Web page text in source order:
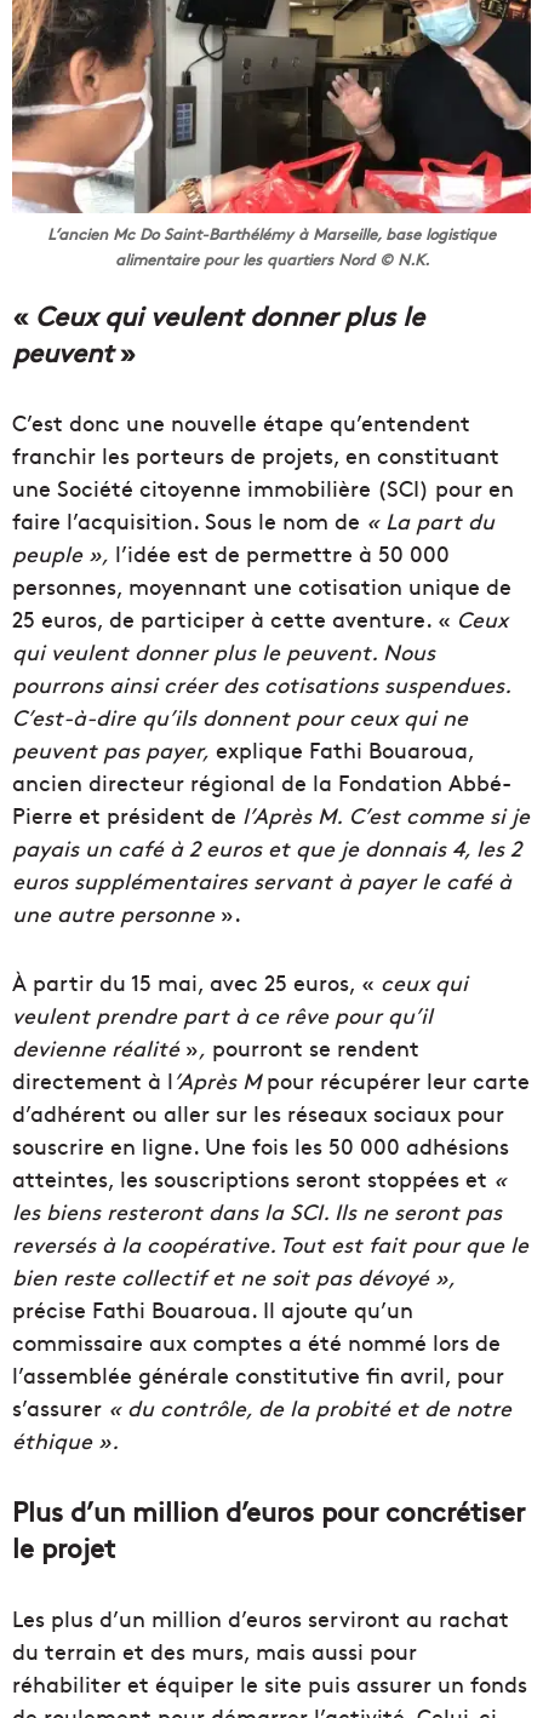
L’ancien Mc Do Saint-Barthélémy à Marseille, base logistique
alimentaire pour les quartiers Nord © N.K.
« Ceux qui veulent donner plus le
peuvent»
C’est donc une nouvelle étape qu’entendent
franchir les porteurs de projets, en constituant
une Société citoyenne immobilière (SCI) pour en
faire l’acquisition. Sous le nom de « La part du
peuple », l’idée est de permettre à 50 000
personnes, moyennant une cotisation unique de
25 euros, de participer à cette aventure. « Ceux
qui veulent donner plus le peuvent. Nous
pourrons ainsi créer des cotisations suspendues.
C’est-à-dire qu’ils donnent pour ceux qui ne
peuvent pas payer, explique Fathi Bouaroua,
ancien directeur régional de la Fondation Abbé-
Pierre et président de l’Après M. C’est comme si je
payais un café à 2 euros et que je donnais 4, les 2
euros supplémentaires servant à payer le café à
une autre personne ».
À partir du 15 mai, avec 25 euros, « ceux qui
veulent prendre part à ce rêve pour qu’il
devienne réalité», pourront se rendent
directement à l’Après Mpour récupérer leur carte
d’adhérent ou aller sur les réseaux sociaux pour
souscrire en ligne. Une fois les 50 000 adhésions
atteintes, les souscriptions seront stoppées et «
les biens resteront dans la SCI. Ils ne seront pas
reversés à la coopérative. Tout est fait pour que le
bien reste collectif et ne soit pas dévoyé »,
précise Fathi Bouaroua. Il ajoute qu’un
commissaire aux comptes a été nommé lors de
l’assemblée générale constitutive fin avril, pour
s’assurer « du contrôle, de la probité et de notre
éthique ».
Plus d’un million d’euros pour concrétiser
le projet
Les plus d’un million d’euros serviront au rachat
du terrain et des murs, mais aussi pour
réhabiliter et équiper le site puis assurer un fonds